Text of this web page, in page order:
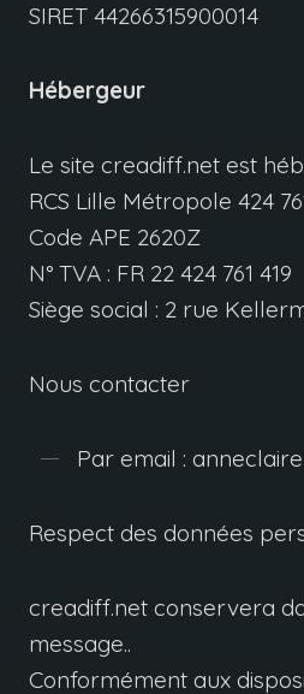
SIRET44266315900014
Hébergeur
Le site creadiff.net est
RCS Lille Métropole 424
Code APE 2620Z
N° TVA: FR22 424 761 419
Siège social : 2 rue
Nous contacter
Par email :
Respect des données
creadiff.net conservera
message..
Conformément aux